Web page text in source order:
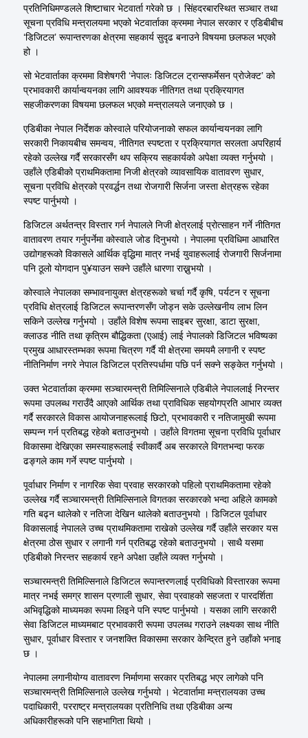
प्रतिनिधिमण्डलले शिष्टाचार भेटवार्ता गरेको छ । सिंहदरबारस्थित सञ्चार तथा
सूचना प्रविधि मन्त्रालयमा भएको भेटवार्ताका क्रममा नेपाल सरकार र एडिबीबीच
‘डिजिटल’ रूपान्तरणका क्षेत्रमा सहकार्य सुदृढ बनाउने विषयमा छलफल भएको
हो ।
सो भेटवार्ताका क्रममा विशेषगरी ‘नेपालः डिजिटल ट्रान्सफर्मेसन प्रोजेक्ट’ को
प्रभावकारी कार्यान्वयनका लागि आवश्यक नीतिगत तथा प्रक्रियागत
सहजीकरणका विषयमा छलफल भएको मन्त्रालयले जनाएको छ ।
एडिबीका नेपाल निर्देशक कोस्वाले परियोजनाको सफल कार्यान्वयनका लागि
सरकारी निकायबीच समन्वय, नीतिगत स्पष्टता र प्रक्रियागत सरलता अपरिहार्य
रहेको उल्लेख गर्दै सरकारसँग थप सक्रिय सहकार्यको अपेक्षा व्यक्त गर्नुभयो ।
उहाँले एडिबीको प्राथमिकतामा निजी क्षेत्रको व्यावसायिक वातावरण सुधार,
सूचना प्रविधि क्षेत्रको प्रवर्द्धन तथा रोजगारी सिर्जना जस्ता क्षेत्रहरू रहेका
स्पष्ट पार्नुभयो ।
डिजिटल अर्थतन्त्र विस्तार गर्न नेपालले निजी क्षेत्रलाई प्रोत्साहन गर्ने नीतिगत
वातावरण तयार गर्नुपर्नेमा कोस्वाले जोड दिनुभयो । नेपालमा प्रविधिमा आधारित
उद्योगहरूको विकासले आर्थिक वृद्धिमा मात्र नभई युवाहरूलाई रोजगारी सिर्जनामा
पनि ठूलो योगदान पु¥याउन सक्ने उहाँले धारणा राख्नुभयो ।
कोस्वाले नेपालका सम्भावनायुक्त क्षेत्रहरूको चर्चा गर्दै कृषि, पर्यटन र सूचना
प्रविधि क्षेत्रलाई डिजिटल रूपान्तरणसँग जोड्न सके उल्लेखनीय लाभ लिन
सकिने उल्लेख गर्नुभयो । उहाँले विशेष रूपमा साइबर सुरक्षा, डाटा सुरक्षा,
क्लाउड नीति तथा कृत्रिम बौद्धिकता (एआई) लाई नेपालको डिजिटल भविष्यका
प्रमुख आधारस्तम्भका रूपमा चित्रण गर्दै यी क्षेत्रमा समयमै लगानी र स्पष्ट
नीतिनिर्माण नगरे नेपाल डिजिटल प्रतिस्पर्धामा पछि पर्न सक्ने सङ्केत गर्नुभयो ।
उक्त भेटवार्ताका क्रममा सञ्चारमन्त्री तिमिल्सिनाले एडिबीले नेपाललाई निरन्तर
रूपमा उपलब्ध गराउँदै आएको आर्थिक तथा प्राविधिक सहयोगप्रति आभार व्यक्त
गर्दै सरकारले विकास आयोजनाहरूलाई छिटो, प्रभावकारी र नतिजामुखी रूपमा
सम्पन्न गर्न प्रतिबद्ध रहेको बताउनुभयो । उहाँले विगतमा सूचना प्रविधि पूर्वाधार
विकासमा देखिएका समस्याहरूलाई स्वीकार्दै अब सरकारले विगतभन्दा फरक
ढङ्गले काम गर्ने स्पष्ट पार्नुभयो ।
पूर्वाधार निर्माण र नागरिक सेवा प्रवाह सरकारको पहिलो प्राथमिकतामा रहेको
उल्लेख गर्दै सञ्चारमन्त्री तिमिल्सिनाले विगतका सरकारको भन्दा अहिले कामको
गति बढ्न थालेको र नतिजा देखिन थालेको बताउनुभयो । डिजिटल पूर्वाधार
विकासलाई नेपालले उच्च प्राथमिकतामा राखेको उल्लेख गर्दै उहाँले सरकार यस
क्षेत्रमा ठोस सुधार र लगानी गर्न प्रतिबद्ध रहेको बताउनुभयो । साथै यसमा
एडिबीको निरन्तर सहकार्य रहने अपेक्षा उहाँले व्यक्त गर्नुभयो ।
सञ्चारमन्त्री तिमिल्सिनाले डिजिटल रूपान्तरणलाई प्रविधिको विस्तारका रूपमा
मात्र नभई समग्र शासन प्रणाली सुधार, सेवा प्रवाहको सहजता र पारदर्शिता
अभिवृद्धिको माध्यमका रूपमा लिइने पनि स्पष्ट पार्नुभयो । यसका लागि सरकारी
सेवा डिजिटल माध्यमबाट प्रभावकारी रूपमा उपलब्ध गराउने लक्ष्यका साथ नीति
सुधार, पूर्वाधार विस्तार र जनशक्ति विकासमा सरकार केन्द्रित हुने उहाँको भनाइ
छ ।
नेपालमा लगानीयोग्य वातावरण निर्माणमा सरकार प्रतिबद्ध भएर लागेको पनि
सञ्चारमन्त्री तिमिल्सिनाले उल्लेख गर्नुभयो । भेटवार्तामा मन्त्रालयका उच्च
पदाधिकारी, परराष्ट्र मन्त्रालयका प्रतिनिधि तथा एडिबीका अन्य
अधिकारीहरूको पनि सहभागिता थियो ।